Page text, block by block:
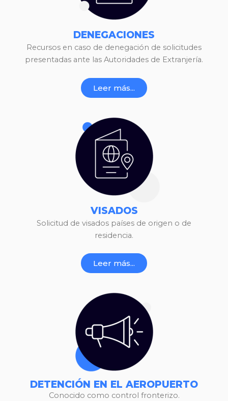
DENEGACIONES
Recursos en caso de denegación de solicitudes
presentadas ante las Autoridades de Extranjería.
Leer más...
VISADOS
Solicitud de visados países de origen o de
residencia.
Leer más...
DETENCIÓN EN EL AEROPUERTO
Conocido como control fronterizo.